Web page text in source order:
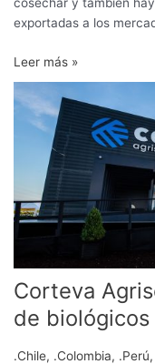
cosechar y también
exportadas a los
Leer más »
Corteva
de
.Chile, .Colombia, .Perú,
Corteva
Agriscience
adquiere
empresa
biológicos
por
millones